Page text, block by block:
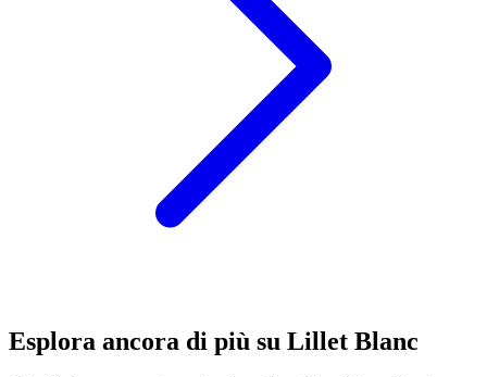
Esplora ancora di più su Lillet Blanc